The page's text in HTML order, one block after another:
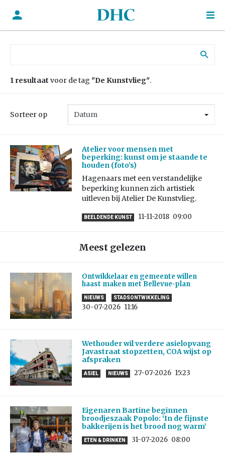
1 resultaat voor de tag "De Kunstvlieg".
Sorteer op
Atelier voor mensen met
beperking: kunst om je staande te
houden (foto’s)
Hagenaars met een verstandelijke
beperking kunnen zich artistiek
uitleven bij Atelier De Kunstvlieg.
BEELDENDE KUNST 11-11-2018 09:00
Meest gelezen
Ontwikkelaar en gemeente willen
haast maken met Bellevue-plan
NIEUWS STADSONTWIKKELING
30-07-2026 11:16
Wethouder wil verdere asielopvang
Javastraat stopzetten, COA wijst op
afspraken
ASIEL NIEUWS 27-07-2026 15:23
Eigenaren Bartine beginnen
broodjeszaak Popolo: ‘In de fijnste
bakkerijen is het brood nog warm’
ETEN & DRINKEN 31-07-2026 08:00